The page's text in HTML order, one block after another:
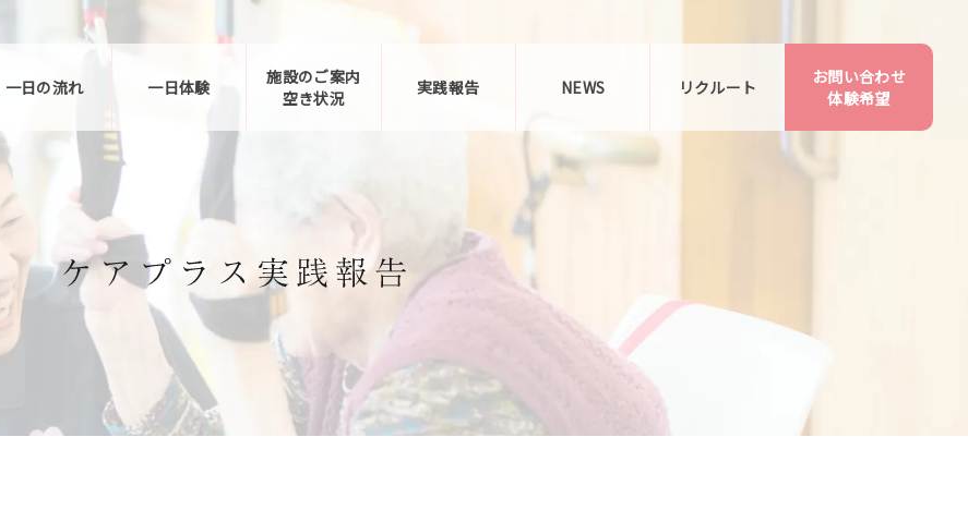
一日の流れ 一日体験
施設のご案内
空き状況
実践報告 NEWS リクルート
お問い合わせ
体験希望